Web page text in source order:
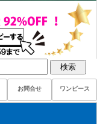
検索
お問合せ ワンピース